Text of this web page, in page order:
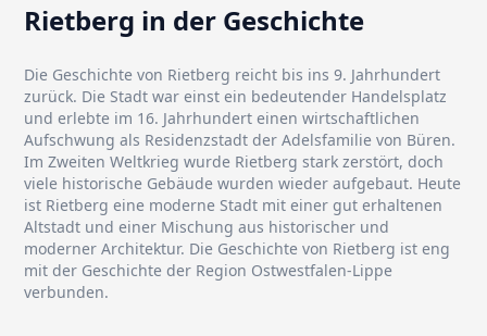
Rietberg in der Geschichte
Die Geschichte von Rietberg reicht bis ins 9. Jahrhundert
zurück. Die Stadt war einst ein bedeutender Handelsplatz
und erlebte im 16. Jahrhundert einen wirtschaftlichen
Aufschwung als Residenzstadt der Adelsfamilie von Büren.
Im Zweiten Weltkrieg wurde Rietberg stark zerstört, doch
viele historische Gebäude wurden wieder aufgebaut. Heute
ist Rietberg eine moderne Stadt mit einer gut erhaltenen
Altstadt und einer Mischung aus historischer und
moderner Architektur. Die Geschichte von Rietberg ist eng
mit der Geschichte der Region Ostwestfalen-Lippe
verbunden.